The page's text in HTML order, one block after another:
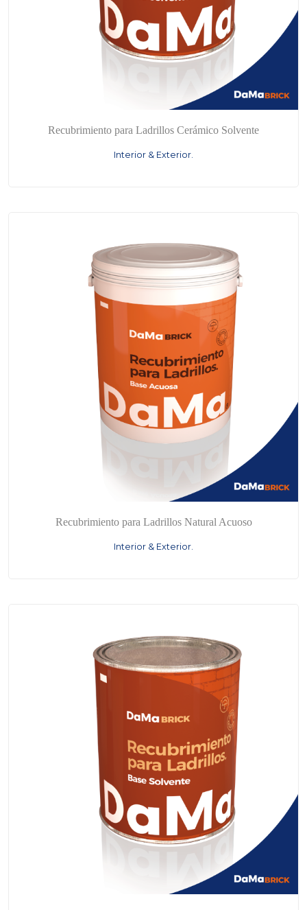
Recubrimiento para Ladrillos Cerámico Solvente
Interior & Exterior.
Recubrimiento para Ladrillos Natural Acuoso
Interior & Exterior.